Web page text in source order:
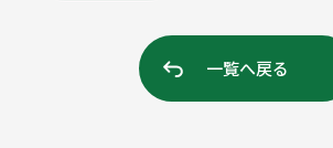
一覧へ戻る